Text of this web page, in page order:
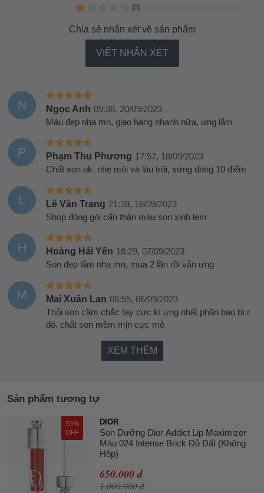
(0)
Chia sẻ nhận xét về sản phẩm
VIẾT NHẬN XÉT
N Ngọc Anh 09:38, 20/09/2023
Màu đẹp nha mn, giao hàng nhanh nữa, ưng lắm
P Phạm Thu Phương 17:57, 18/09/2023
Chất son ok, nhẹ môi và lâu trôi, xứng đáng 10 điểm
L Lê Vân Trang 21:28, 16/09/2023
Shop đóng gói cẩn thận màu son xinh lém
H Hoàng Hải Yến 18:29, 07/09/2023
Son đẹp lắm nha mn, mua 2 lần rồi vẫn ưng
M Mai Xuân Lan 08:55, 06/09/2023
Thỏi son cầm chắc tay cực kì ưng nhất phần bao bì r
đó, chất son mềm mịn cực mê
XEM THÊM
Sản phẩm tương tự
35%
OFF
DIOR
Son Dưỡng Dior Addict Lip Maximizer
Màu 024 Intense Brick Đỏ Đất (Không
Hộp)
650.000 đ
1.000.000 đ